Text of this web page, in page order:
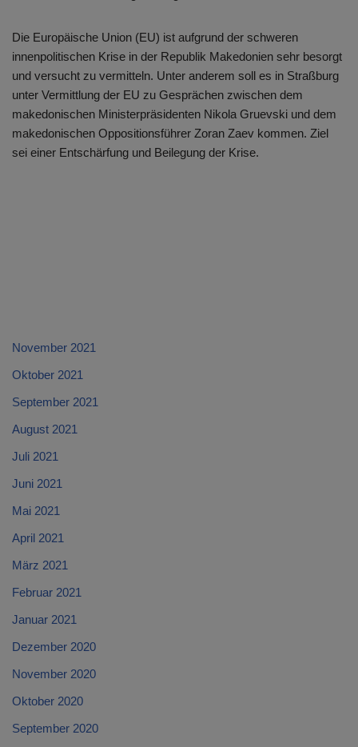
Die Europäische Union (EU) ist aufgrund der schweren
innenpolitischen Krise in der Republik Makedonien sehr besorgt
und versucht zu vermitteln. Unter anderem soll es in Straßburg
unter Vermittlung der EU zu Gesprächen zwischen dem
makedonischen Ministerpräsidenten Nikola Gruevski und dem
makedonischen Oppositionsführer Zoran Zaev kommen. Ziel
sei einer Entschärfung und Beilegung der Krise.
November 2021
Oktober 2021
September 2021
August 2021
Juli 2021
Juni 2021
Mai 2021
April 2021
März 2021
Februar 2021
Januar 2021
Dezember 2020
November 2020
Oktober 2020
September 2020